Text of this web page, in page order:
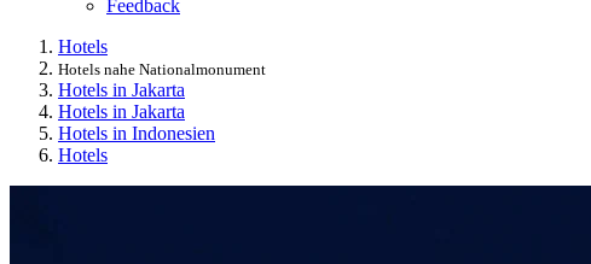
Feedback
Hotels
Hotels nahe Nationalmonument
Hotels in Jakarta
Hotels in Jakarta
Hotels in Indonesien
Hotels